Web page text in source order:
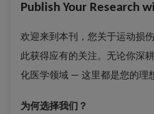
Publish Your Research
欢迎来到本刊，您关于运动损
此获得应有的关注。无论你深
化医学领域 — 这里都是您的理
为何选择我们？